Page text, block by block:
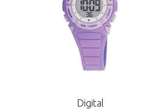
Digital